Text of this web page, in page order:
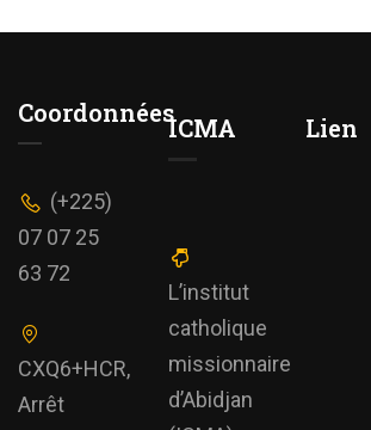
Coordonnées
(+225)
07 07 25
63 72
CXQ6+HCR,
Arrêt
ICMA
L’institut
catholique
missionnaire
d’Abidjan
Lien